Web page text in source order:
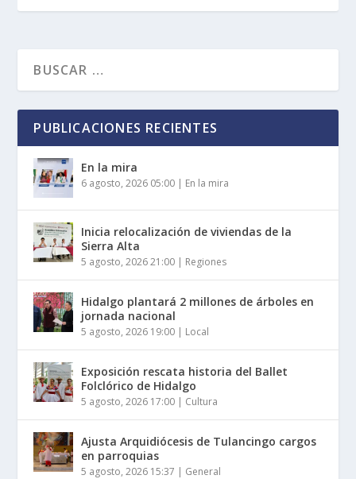
PUBLICACIONES RECIENTES
En la mira
6 agosto, 2026 05:00 | En la mira
Inicia relocalización de viviendas de la
Sierra Alta
5 agosto, 2026 21:00 | Regiones
Hidalgo plantará 2 millones de árboles en
jornada nacional
5 agosto, 2026 19:00 | Local
Exposición rescata historia del Ballet
Folclórico de Hidalgo
5 agosto, 2026 17:00 | Cultura
Ajusta Arquidiócesis de Tulancingo cargos
en parroquias
5 agosto, 2026 15:37 | General